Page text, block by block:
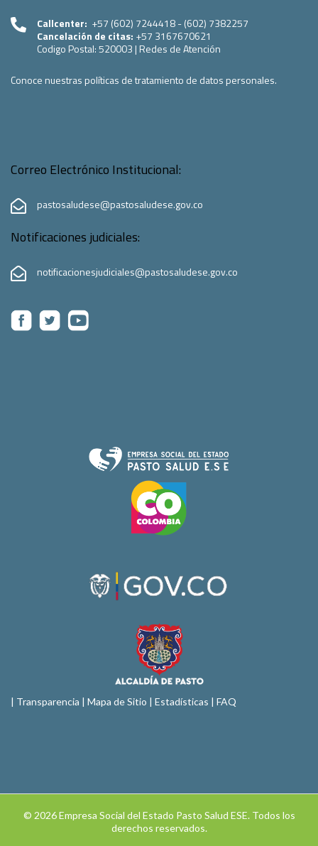
Callcenter: +57 (602) 7244418 - (602) 7382257
Cancelación de citas: +57 3167670621
Codigo Postal:520003 | Redes de Atención
Conoce nuestras políticas de tratamiento de datos personales.
Correo Electrónico Institucional:
pastosaludese@pastosaludese.gov.co
Notificaciones judiciales:
notificacionesjudiciales@pastosaludese.gov.co
| Transparencia | Mapa de Sitio | Estadísticas | FAQ
© 2026 Empresa Social del Estado Pasto Salud ESE. Todos los
derechos reservados.